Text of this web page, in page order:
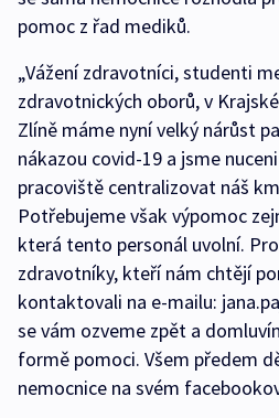
pomoc z řad mediků.
„Vážení zdravotníci, studenti
zdravotnických oborů, v
Zlíně máme nyní velký nárůst
nákazou covid-19 a jsme
pracoviště centralizovat náš
Potřebujeme však výpomoc
která tento personál uvolní.
zdravotníky, kteří nám chtějí
kontaktovali na e-mailu:
se vám ozveme zpět a
formě pomoci. Všem předem
nemocnice na svém